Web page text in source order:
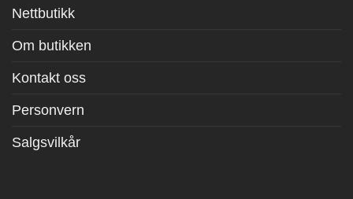
Nettbutikk
Om butikken
Kontakt oss
Personvern
Salgsvilkår